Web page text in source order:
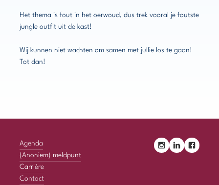
Het thema is fout in het oerwoud, dus trek vooral je foutste
jungle outfit uit de kast!
Wij kunnen niet wachten om samen met jullie los te gaan!
Tot dan!
Agenda
(Anoniem) meldpunt
Carrière
Contact